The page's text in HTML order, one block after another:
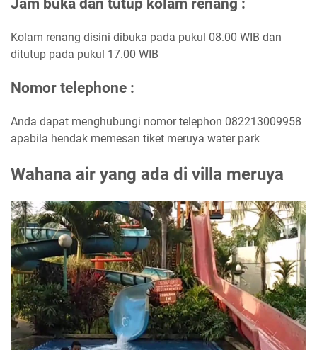
Kolam renang disini dibuka pada pukul 08.00 WIB dan
ditutup pada pukul 17.00 WIB
Nomor telephone :
Anda dapat menghubungi nomor telephon 082213009958
apabila hendak memesan tiket meruya water park
Wahana air yang ada di villa meruya